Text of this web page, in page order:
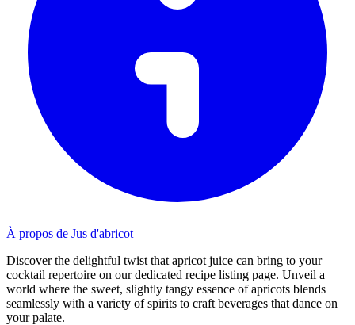
À propos de Jus d'abricot
Discover the delightful twist that apricot juice can bring to your
cocktail repertoire on our dedicated recipe listing page. Unveil a
world where the sweet, slightly tangy essence of apricots blends
seamlessly with a variety of spirits to craft beverages that dance on
your palate.